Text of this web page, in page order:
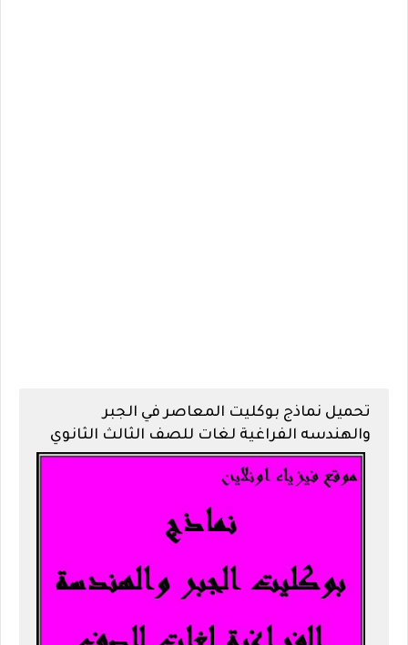
تحميل نماذج بوكليت المعاصر في الجبر
والهندسه الفراغية لغات للصف الثالث الثانوي